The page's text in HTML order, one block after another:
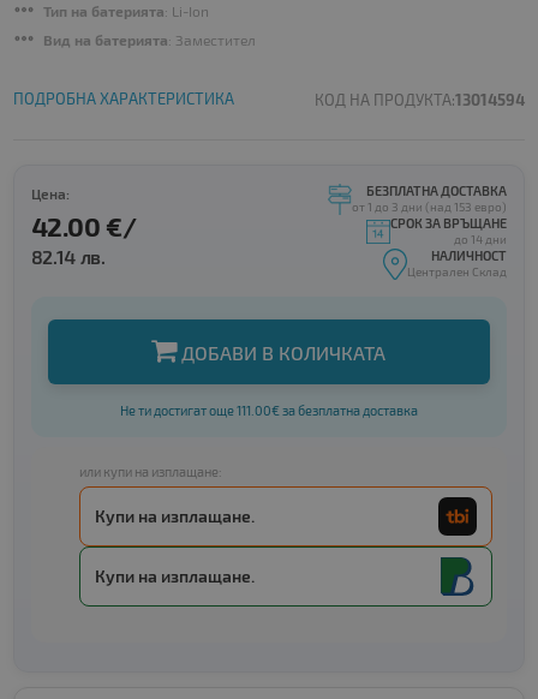
Тип на батерията: Li-Ion
Вид на батерията: Заместител
ПОДРОБНА ХАРАКТЕРИСТИКА КОД НА ПРОДУКТА:13014594
Цена:
42.00 €/
82.14 лв.
БЕЗПЛАТНА ДОСТАВКА
от 1 до 3 дни (над 153 евро)
СРОК ЗА ВРЪЩАНЕ
до 14 дни
НАЛИЧНОСТ
Централен Склад
ДОБАВИ В КОЛИЧКАТА
Не ти достигат още 111.00€ за безплатна доставка
или купи на изплащане:
Купи на изплащане.
Купи на изплащане.